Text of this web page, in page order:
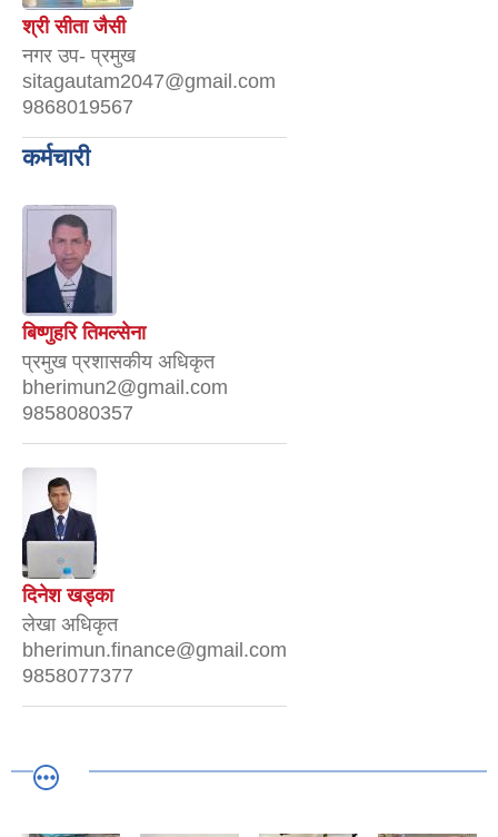
श्री सीता जैसी
नगर उप- प्रमुख
sitagautam2047@gmail.com
9868019567
कर्मचारी
बिष्णुहरि तिमल्सेना
प्रमुख प्रशासकीय अधिकृत
bherimun2@gmail.com
9858080357
दिनेश खड्का
लेखा अधिकृत
bherimun.finance@gmail.com
9858077377